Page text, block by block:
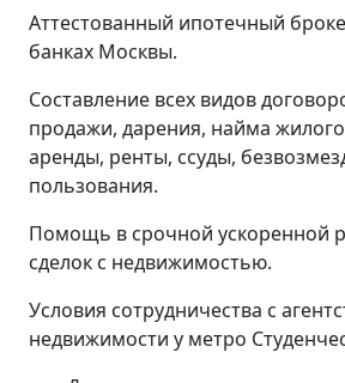
Аттестованный ипотечный
банках Москвы.
Составление всех видов
продажи, дарения, найма
аренды, ренты, ссуды,
пользования.
Помощь в срочной ускоренной
сделок с недвижимостью.
Условия сотрудничества с
недвижимости у метро